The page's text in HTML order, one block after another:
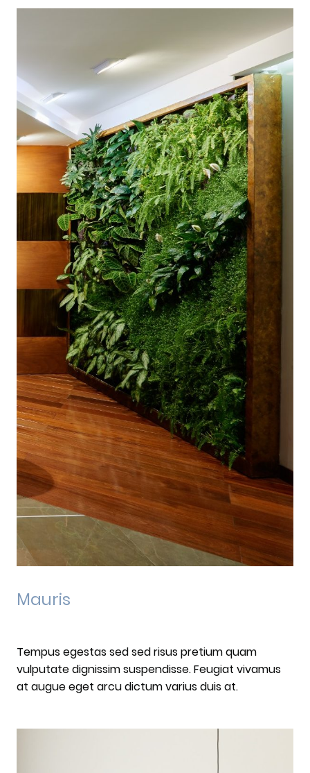
Mauris
Tempus egestas sed sed risus pretium quam
vulputate dignissim suspendisse. Feugiat vivamus
at augue eget arcu dictum varius duis at.